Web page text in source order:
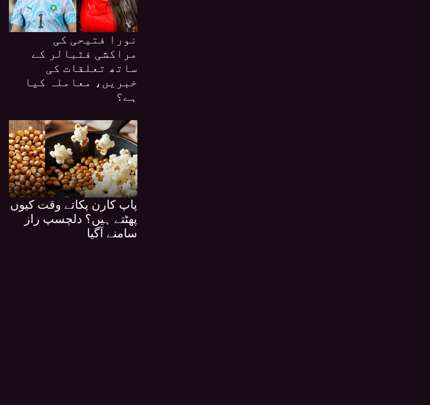
نورا فتیحی کی
مراکشی فٹبالر کے
ساتھ تعلقات کی
خبریں، معاملہ کیا
ہے؟
پاپ کارن پکاتے وقت کیوں
پھٹتے ہیں؟ دلچسپ راز
سامنے آگیا